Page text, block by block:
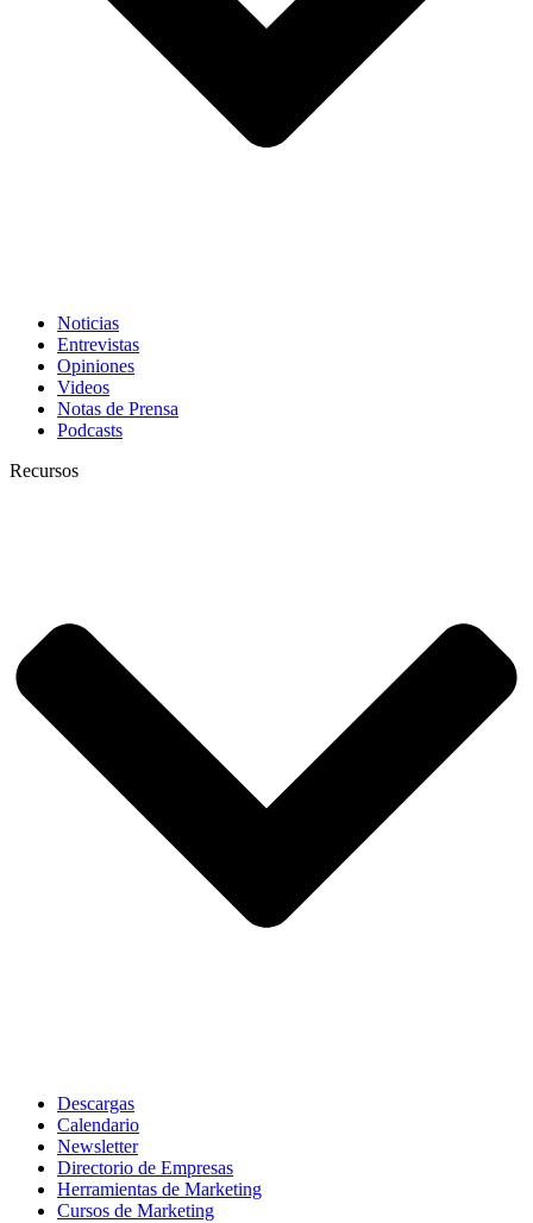
Noticias
Entrevistas
Opiniones
Videos
Notas de Prensa
Podcasts
Recursos
Descargas
Calendario
Newsletter
Directorio de Empresas
Herramientas de Marketing
Cursos de Marketing